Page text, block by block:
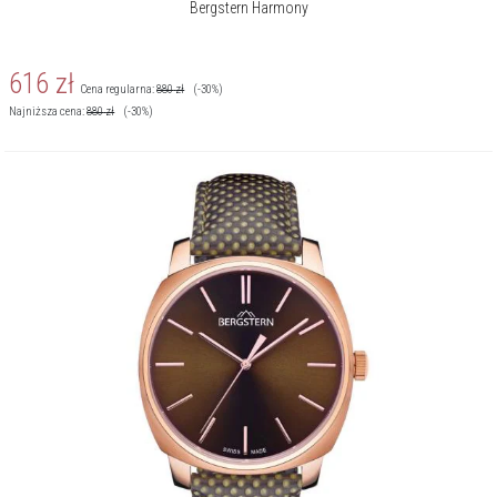
Bergstern Harmony
616 zł Cena regularna:880zł
(-30%)
Najniższa cena:880zł (-30%)